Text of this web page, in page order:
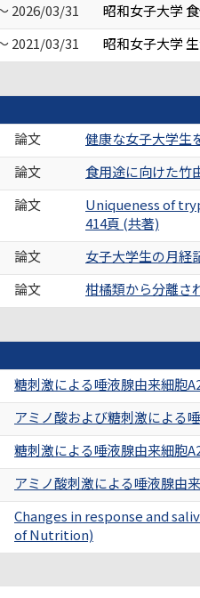
2026/03/31
昭和女子大学
2021/03/31
昭和女子大学
論文
健康な女子大学生
論文
食用途に向けた竹
論文
Uniqueness of
414頁 (共著)
論文
女子大学生の月経
論文
柑橘類から分離さ
糖刺激による唾液腺由来細胞
アミノ酸および糖刺激による
糖刺激による唾液腺由来細胞
アミノ酸刺激による唾液腺由
Changes in response and
of Nutrition)